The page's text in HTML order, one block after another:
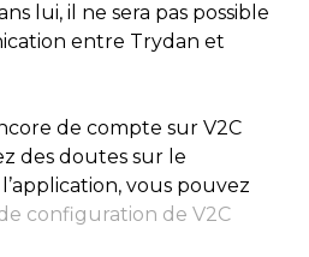
lui, il ne sera pas possible
entre Trydan et
de compte sur V2C
des doutes sur le
vous pouvez
configuration de V2C